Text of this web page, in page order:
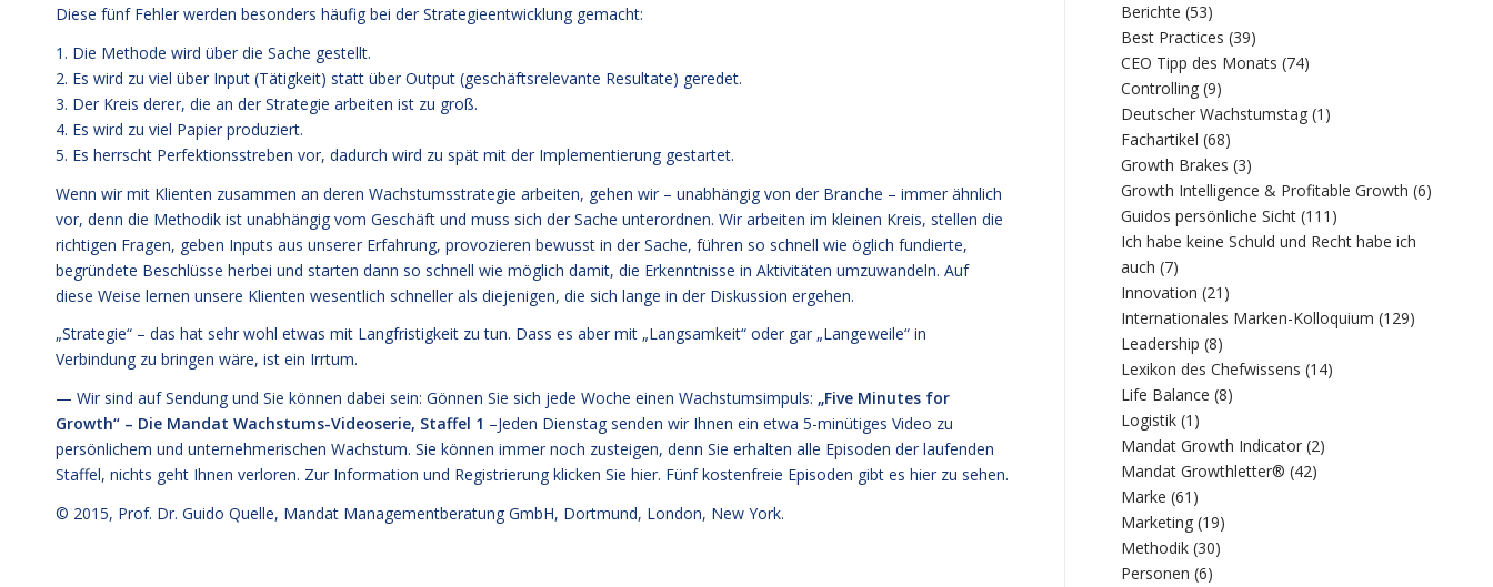
Diese fünf Fehler werden besonders häufig bei der Strategieentwicklung gemacht:
1. Die Methode wird über die Sache gestellt.
2. Es wird zu viel über Input (Tätigkeit) statt über Output (geschäftsrelevante Resultate) geredet.
3. Der Kreis derer, die an der Strategie arbeiten ist zu groß.
4. Es wird zu viel Papier produziert.
5. Es herrscht Perfektionsstreben vor, dadurch wird zu spät mit der Implementierung gestartet.
Wenn wir mit Klienten zusammen an deren Wachstumsstrategie arbeiten, gehen wir – unabhängig von der Branche – immer ähnlich
vor, denn die Methodik ist unabhängig vom Geschäft und muss sich der Sache unterordnen. Wir arbeiten im kleinen Kreis, stellen die
richtigen Fragen, geben Inputs aus unserer Erfahrung, provozieren bewusst in der Sache, führen so schnell wie öglich fundierte,
begründete Beschlüsse herbei und starten dann so schnell wie möglich damit, die Erkenntnisse in Aktivitäten umzuwandeln. Auf
diese Weise lernen unsere Klienten wesentlich schneller als diejenigen, die sich lange in der Diskussion ergehen.
„Strategie“ – das hat sehr wohl etwas mit Langfristigkeit zu tun. Dass es aber mit „Langsamkeit“ oder gar „Langeweile“ in
Verbindung zu bringen wäre, ist ein Irrtum.
— Wir sind auf Sendung und Sie können dabei sein: Gönnen Sie sich jede Woche einen Wachstumsimpuls: „Five Minutes for
Growth“ – Die Mandat Wachstums-Videoserie, Staffel 1 –Jeden Dienstag senden wir Ihnen ein etwa 5-minütiges Video zu
persönlichem und unternehmerischen Wachstum. Sie können immer noch zusteigen, denn Sie erhalten alle Episoden der laufenden
Staffel, nichts geht Ihnen verloren. Zur Information und Registrierung klicken Sie hier. Fünf kostenfreie Episoden gibt es hier zu sehen.
© 2015, Prof. Dr. Guido Quelle, Mandat Managementberatung GmbH, Dortmund, London, New York.
Berichte (53)
Best Practices (39)
CEO Tipp des Monats (74)
Controlling (9)
Deutscher Wachstumstag (1)
Fachartikel (68)
Growth Brakes (3)
Growth Intelligence & Profitable Growth (6)
Guidos persönliche Sicht (111)
Ich habe keine Schuld und Recht habe ich
auch (7)
Innovation (21)
Internationales Marken-Kolloquium (129)
Leadership (8)
Lexikon des Chefwissens (14)
Life Balance (8)
Logistik (1)
Mandat Growth Indicator (2)
Mandat Growthletter® (42)
Marke (61)
Marketing (19)
Methodik (30)
Personen (6)